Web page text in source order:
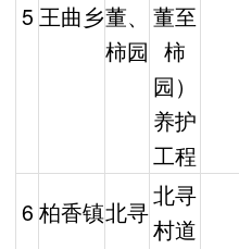
5 王曲乡董、
柿园
董至
柿
园）
养护
工程
6 柏香镇北寻
北寻
村道